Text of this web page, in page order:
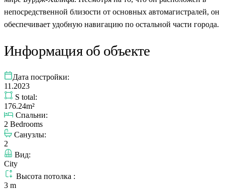
непосредственной близости от основных автомагистралей, он
обеспечивает удобную навигацию по остальной части города.
Информация об объекте
Дата постройки:
11.2023
S total:
176.24m²
Спальни:
2 Bedrooms
Санузлы:
2
Вид:
City
Высота потолка :
3 m